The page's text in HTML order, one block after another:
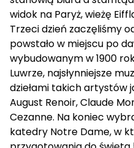
widok na Paryż, wieżę
Trzeci dzień zaczęliśmy
powstało w miejscu po
wybudowanym w 1900
Luwrze, najsłynniejsze
dziełami takich artystów
August Renoir, Claude
Cezanne. Na koniec
katedry Notre Dame, w